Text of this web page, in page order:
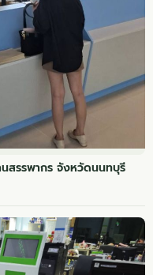
สรรพากร จังหวัดนนทบุรี